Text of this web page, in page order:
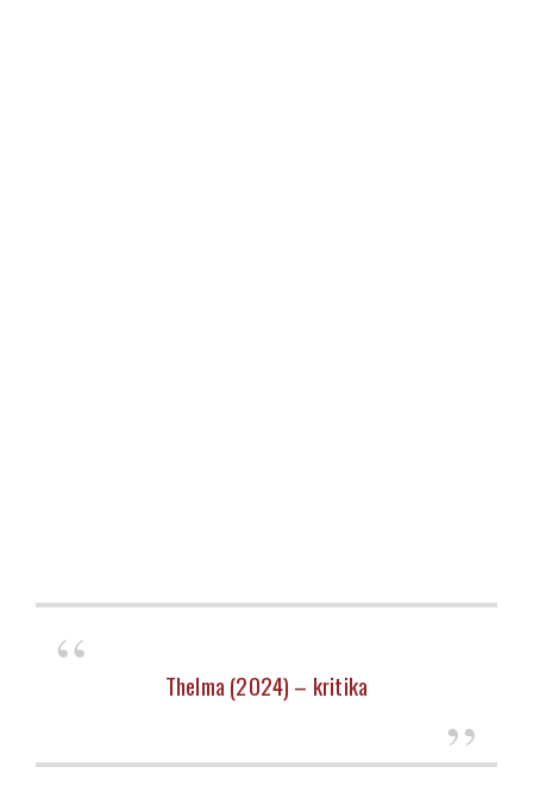
Thelma (2024) – kritika